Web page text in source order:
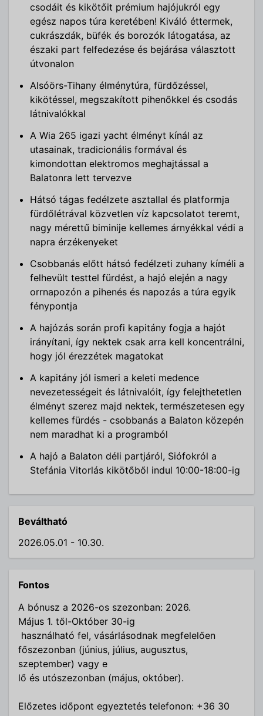
csodáit és kikötőit prémium hajójukról egy
egész napos túra keretében! Kiváló éttermek,
cukrászdák, büfék és borozók látogatása, az
északi part felfedezése és bejárása választott
útvonalon
Alsóörs-Tihany élménytúra, fürdőzéssel,
kikötéssel, megszakított pihenőkkel és csodás
látnivalókkal
A Wia 265 igazi yacht élményt kínál az
utasainak, tradicionális formával és
kimondottan elektromos meghajtással a
Balatonra lett tervezve
Hátsó tágas fedélzete asztallal és platformja
fürdőlétrával közvetlen víz kapcsolatot teremt,
nagy mérettű biminije kellemes árnyékkal védi a
napra érzékenyeket
Csobbanás előtt hátsó fedélzeti zuhany kíméli a
felhevült testtel fürdést, a hajó elején a nagy
orrnapozón a pihenés és napozás a túra egyik
fénypontja
A hajózás során profi kapitány fogja a hajót
irányítani, így nektek csak arra kell koncentrálni,
hogy jól érezzétek magatokat
A kapitány jól ismeri a keleti medence
nevezetességeit és látnivalóit, így felejthetetlen
élményt szerez majd nektek, természetesen egy
kellemes fürdés - csobbanás a Balaton közepén
nem maradhat ki a programból
A hajó a Balaton déli partjáról, Siófokról a
Stefánia Vitorlás kikötőből indul 10:00-18:00-ig
Beváltható
2026.05.01 - 10.30.
Fontos
A bónusz a 2026-os szezonban: 2026.
Május 1. től-Október 30-ig
használható fel, vásárlásodnak megfelelően
főszezonban (június, július, augusztus,
szeptember) vagy e
lő és utószezonban (május, október).
Előzetes időpont egyeztetés telefonon: +36 30